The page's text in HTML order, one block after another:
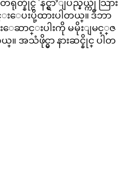
ေပး​ပို့​ထား​ပါတယ္။ ဒီဘာ
ဆာင္း​ပါး​ကို မမိုး​ျမင့္​ဇ
တယ္။ အသံဖိုင္မွာ နား​ဆင္နိုင္ ပါတ